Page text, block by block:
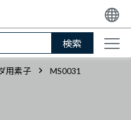
検索
用素子 MS0031